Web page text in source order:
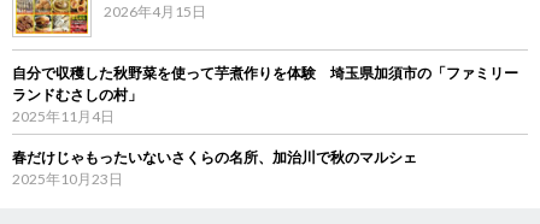
2026年4月15日
自分で収穫した秋野菜を使って芋煮作りを体験 埼玉県加須市の「ファミリー
ランドむさしの村」
2025年11月4日
春だけじゃもったいないさくらの名所、加治川で秋のマルシェ
2025年10月23日